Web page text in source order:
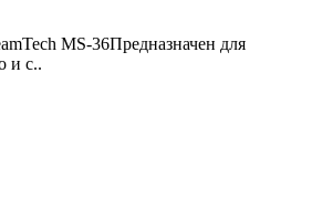
MS-36Предназначен для
и с..